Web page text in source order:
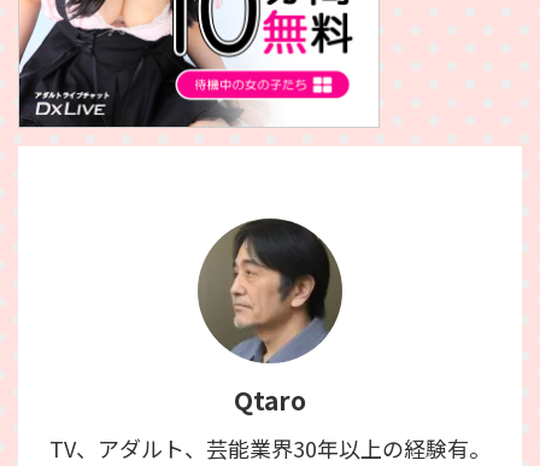
Qtaro
TV、アダルト、芸能業界30年以上の経験有。